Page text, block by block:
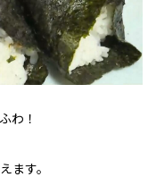
わ！
ます。